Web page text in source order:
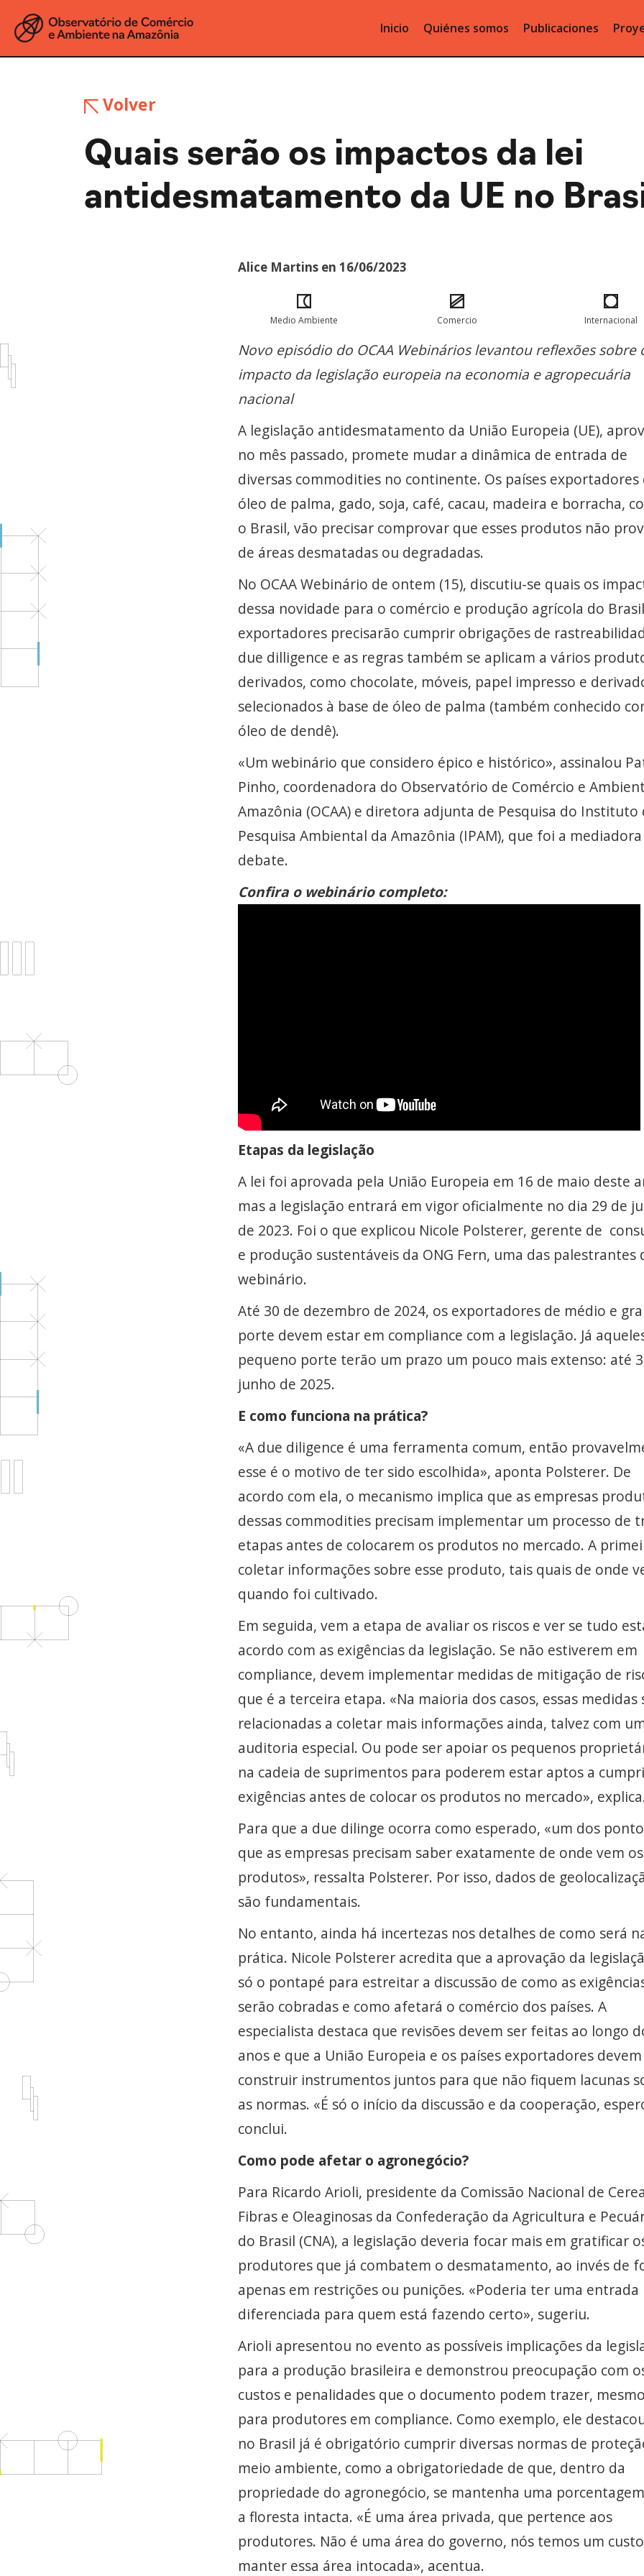
Inicio Quiénes somos Publicaciones
Volver
Quais serão os impactos da lei
antidesmatamento da UE no
Alice Martins en 16/06/2023
Medio Ambiente Comercio Internacional
Novo episódio do OCAA Webinários levantou reflexões sobre
impacto da legislação europeia na economia e agropecuária
nacional
A legislação antidesmatamento da União Europeia (UE),
no mês passado, promete mudar a dinâmica de entrada de
diversas commodities no continente. Os países exportadores
óleo de palma, gado, soja, café, cacau, madeira e borracha,
o Brasil, vão precisar comprovar que esses produtos não
de áreas desmatadas ou degradadas.
No OCAA Webinário de ontem (15), discutiu-se quais os
dessa novidade para o comércio e produção agrícola do
exportadores precisarão cumprir obrigações de
due dilligence e as regras também se aplicam a vários
derivados, como chocolate, móveis, papel impresso e
selecionados à base de óleo de palma (também conhecido
óleo de dendê).
«Um webinário que considero épico e histórico», assinalou
Pinho, coordenadora do Observatório de Comércio e
Amazônia (OCAA) e diretora adjunta de Pesquisa do Instituto
Pesquisa Ambiental da Amazônia (IPAM), que foi a
debate.
Confira o webinário completo:
Etapas da legislação
A lei foi aprovada pela União Europeia em 16 de maio deste
mas a legislação entrará em vigor oficialmente no dia 29 de
de 2023. Foi o que explicou Nicole Polsterer, gerente de
e produção sustentáveis da ONG Fern, uma das palestrantes
webinário.
Até 30 de dezembro de 2024, os exportadores de médio e
porte devem estar em compliance com a legislação. Já
pequeno porte terão um prazo um pouco mais extenso: até
junho de 2025.
E como funciona na prática?
«A due diligence é uma ferramenta comum, então
esse é o motivo de ter sido escolhida», aponta Polsterer. De
acordo com ela, o mecanismo implica que as empresas
dessas commodities precisam implementar um processo de
etapas antes de colocarem os produtos no mercado. A
coletar informações sobre esse produto, tais quais de onde
quando foi cultivado.
Em seguida, vem a etapa de avaliar os riscos e ver se tudo
acordo com as exigências da legislação. Se não estiverem em
compliance, devem implementar medidas de mitigação de
que é a terceira etapa. «Na maioria dos casos, essas medidas
relacionadas a coletar mais informações ainda, talvez com
auditoria especial. Ou pode ser apoiar os pequenos
na cadeia de suprimentos para poderem estar aptos a
exigências antes de colocar os produtos no mercado»,
Para que a due dilinge ocorra como esperado, «um dos
que as empresas precisam saber exatamente de onde vem os
produtos», ressalta Polsterer. Por isso, dados de
são fundamentais.
No entanto, ainda há incertezas nos detalhes de como será
prática. Nicole Polsterer acredita que a aprovação da
só o pontapé para estreitar a discussão de como as
serão cobradas e como afetará o comércio dos países. A
especialista destaca que revisões devem ser feitas ao longo
anos e que a União Europeia e os países exportadores devem
construir instrumentos juntos para que não fiquem lacunas
as normas. «É só o início da discussão e da cooperação,
conclui.
Como pode afetar o agronegócio?
Para Ricardo Arioli, presidente da Comissão Nacional de
Fibras e Oleaginosas da Confederação da Agricultura e
do Brasil (CNA), a legislação deveria focar mais em gratificar
produtores que já combatem o desmatamento, ao invés de
apenas em restrições ou punições. «Poderia ter uma entrada
diferenciada para quem está fazendo certo», sugeriu.
Arioli apresentou no evento as possíveis implicações da
para a produção brasileira e demonstrou preocupação com
custos e penalidades que o documento podem trazer, mesmo
para produtores em compliance. Como exemplo, ele
no Brasil já é obrigatório cumprir diversas normas de
meio ambiente, como a obrigatoriedade de que, dentro da
propriedade do agronegócio, se mantenha uma
a floresta intacta. «É uma área privada, que pertence aos
produtores. Não é uma área do governo, nós temos um
manter essa área intocada», acentua.